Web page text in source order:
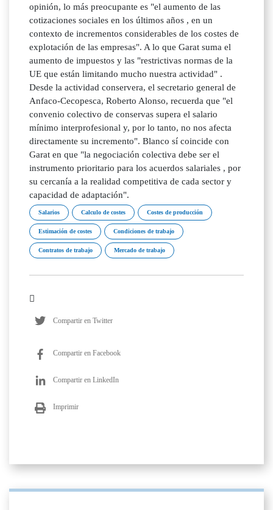
opinión, lo más preocupante es "el aumento de las
cotizaciones sociales en los últimos años , en un
contexto de incrementos considerables de los costes de
explotación de las empresas". A lo que Garat suma el
aumento de impuestos y las "restrictivas normas de la
UE que están limitando mucho nuestra actividad" .
Desde la actividad conservera, el secretario general de
Anfaco-Cecopesca, Roberto Alonso, recuerda que "el
convenio colectivo de conservas supera el salario
mínimo interprofesional y, por lo tanto, no nos afecta
directamente su incremento". Blanco sí coincide con
Garat en que "la negociación colectiva debe ser el
instrumento prioritario para los acuerdos salariales , por
su cercanía a la realidad competitiva de cada sector y
capacidad de adaptación".
Salarios Calculo de costes Costes de producción
Estimación de costes Condiciones de trabajo
Contratos de trabajo Mercado de trabajo
Compartir en Twitter
Compartir en Facebook
Compartir en LinkedIn
Imprimir